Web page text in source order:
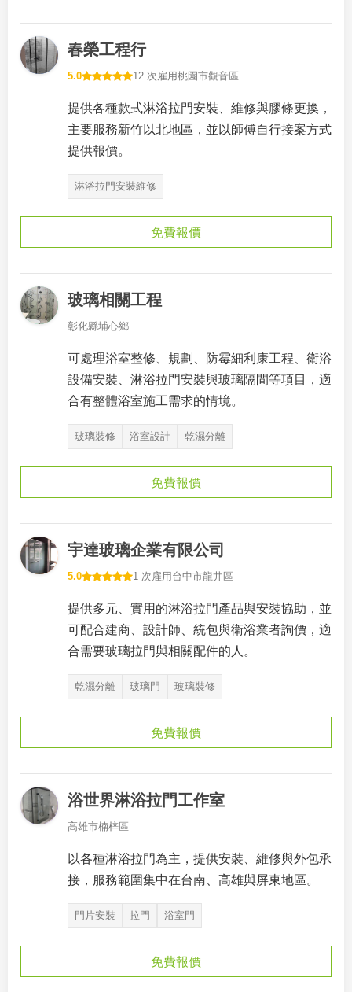
春榮工程行
5.0 12 次雇用桃園市觀音區
提供各種款式淋浴拉門安裝、維修與膠條更換，
主要服務新竹以北地區，並以師傅自行接案方式
提供報價。
淋浴拉門安裝維修
免費報價
玻璃相關工程
彰化縣埔心鄉
可處理浴室整修、規劃、防霉細利康工程、衛浴
設備安裝、淋浴拉門安裝與玻璃隔間等項目，適
合有整體浴室施工需求的情境。
玻璃裝修 浴室設計 乾濕分離
免費報價
宇達玻璃企業有限公司
5.0 1 次雇用 台中市龍井區
提供多元、實用的淋浴拉門產品與安裝協助，並
可配合建商、設計師、統包與衛浴業者詢價，適
合需要玻璃拉門與相關配件的人。
乾濕分離 玻璃門 玻璃裝修
免費報價
浴世界淋浴拉門工作室
高雄市楠梓區
以各種淋浴拉門為主，提供安裝、維修與外包承
接，服務範圍集中在台南、高雄與屏東地區。
門片安裝 拉門 浴室門
免費報價